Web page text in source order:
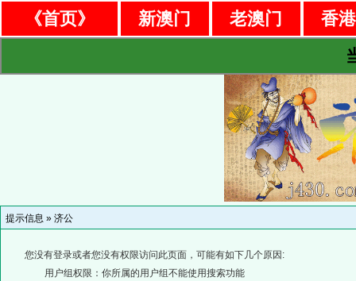
《首页》 新澳门 老澳门
香
提示信息 » 济公
您没有登录或者您没有权限访问此页面，可能有如下几个原因:
用户组权限：你所属的用户组不能使用搜索功能